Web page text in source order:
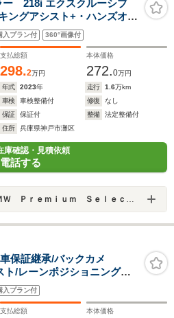
ー 218i エクスクルーシブ
グアシスト+・ハンズオフ
ップディスプレイ・シート
蔵ドラレコ・パワーシー
チAW・ETC・禁煙車
入プラン付 360°画像付
支払総額
298.2万円
本体価格
272.0万円
年式
2023年 走行 1.6万km
車検
車検整備付 修復
なし
保証
保証付 整備
法定整備付
住所
兵庫県神戸市灘区
庫確認・見積依頼
電話する
ｅｍｉｕｍ Ｓｅｌｅｃｔｉｏｎ 三宮
証継承/バックカメ
/レーンポジショニングア
ニター/LEDヘッドライト/フ
ルカープレイ/アンドロイド
入プラン付
支払総額 本体価格